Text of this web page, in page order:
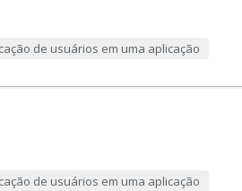
de usuários em uma aplicação
de usuários em uma aplicação